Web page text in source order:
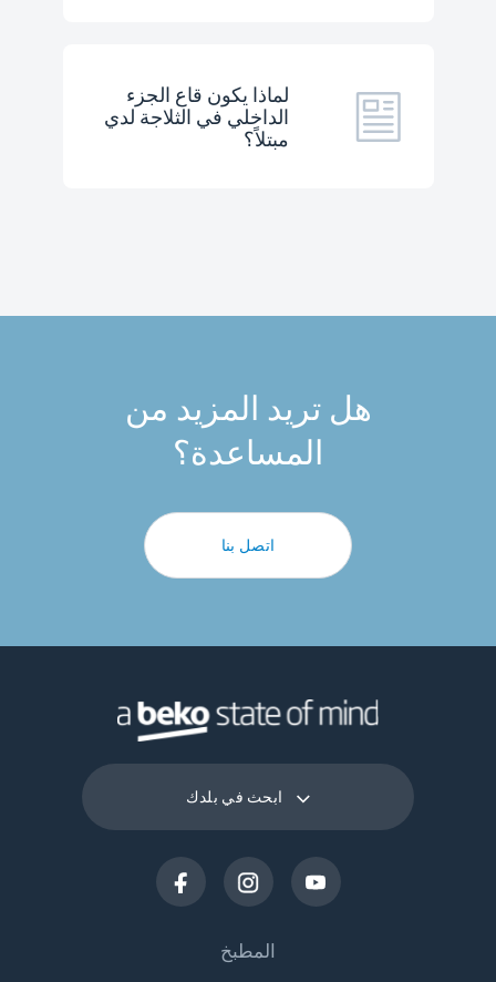
لماذا يكون قاع الجزء
الداخلي في الثلاجة لدي
مبتلاً؟
هل تريد المزيد من
المساعدة؟
اتصل بنا
ابحث في بلدك
المطبخ